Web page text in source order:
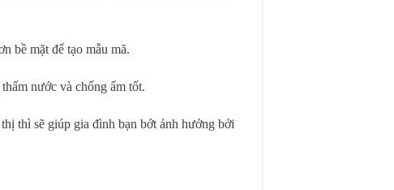
bề mặt để tạo mẫu mã.
nước và chống ẩm tốt.
thì sẽ giúp gia đình bạn bớt ảnh hưởng bởi